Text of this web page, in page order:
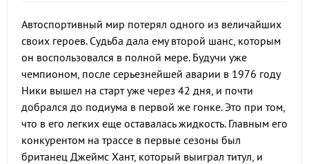
Автоспортивный мир потерял одного из величайших
своих героев. Судьба дала ему второй шанс, которым
он воспользовался в полной мере. Будучи уже
чемпионом, после серьезнейшей аварии в 1976 году
Ники вышел на старт уже через 42 дня, и почти
добрался до подиума в первой же гонке. Это при том,
что в его легких еще оставалась жидкость. Главным его
конкурентом на трассе в первые сезоны был
британец Джеймс Хант, который выиграл титул, и